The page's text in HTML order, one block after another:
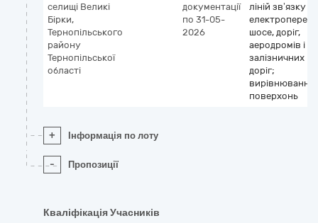
селищі Великі
Бірки,
Тернопільського
району
Тернопільської
області
документації
по 31-05-
2026
ліній зв’язку та
шосе, доріг,
аеродромів і
залізничних
доріг;
вирівнювання
поверхонь
+ Інформація по лоту
- Пропозиції
Кваліфікація Учасників